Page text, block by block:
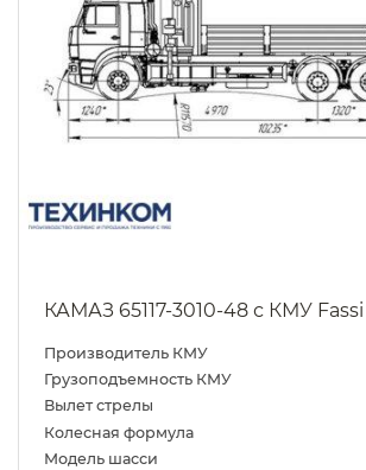
КАМАЗ 65117-3010-48 с КМУ Fassi
Производитель КМУ
Грузоподъемность КМУ
Вылет стрелы
Колесная формула
Модель шасси